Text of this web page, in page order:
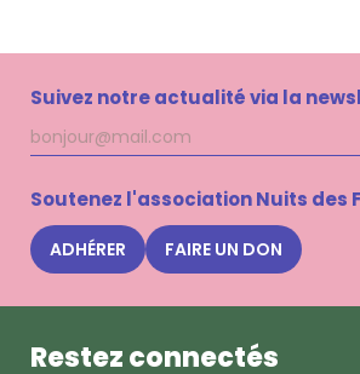
Suivez notre actualité via la
Adresse
mail
Soutenez l'association Nuits des
ADHÉRER FAIRE UN DON
Restez connectés